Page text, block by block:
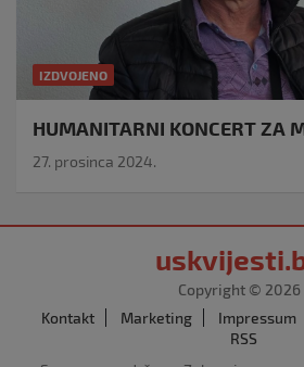
IZDVOJENO
HUMANITARNI KONCERT ZA
27. prosinca 2024.
Copyright © 2026
Kontakt
Marketing Impressum
RSS